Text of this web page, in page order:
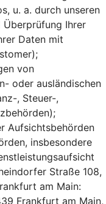
u. a. durch unseren
Ihrer
Daten mit
von
oder ausländischen
, Steuer-,
Aufsichtsbehörden
insbesondere
Straße 108,
am Main:
Frankfurt am Main,